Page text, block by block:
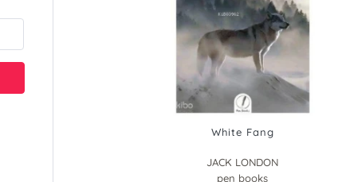
White Fang
JACK LONDON
pen books